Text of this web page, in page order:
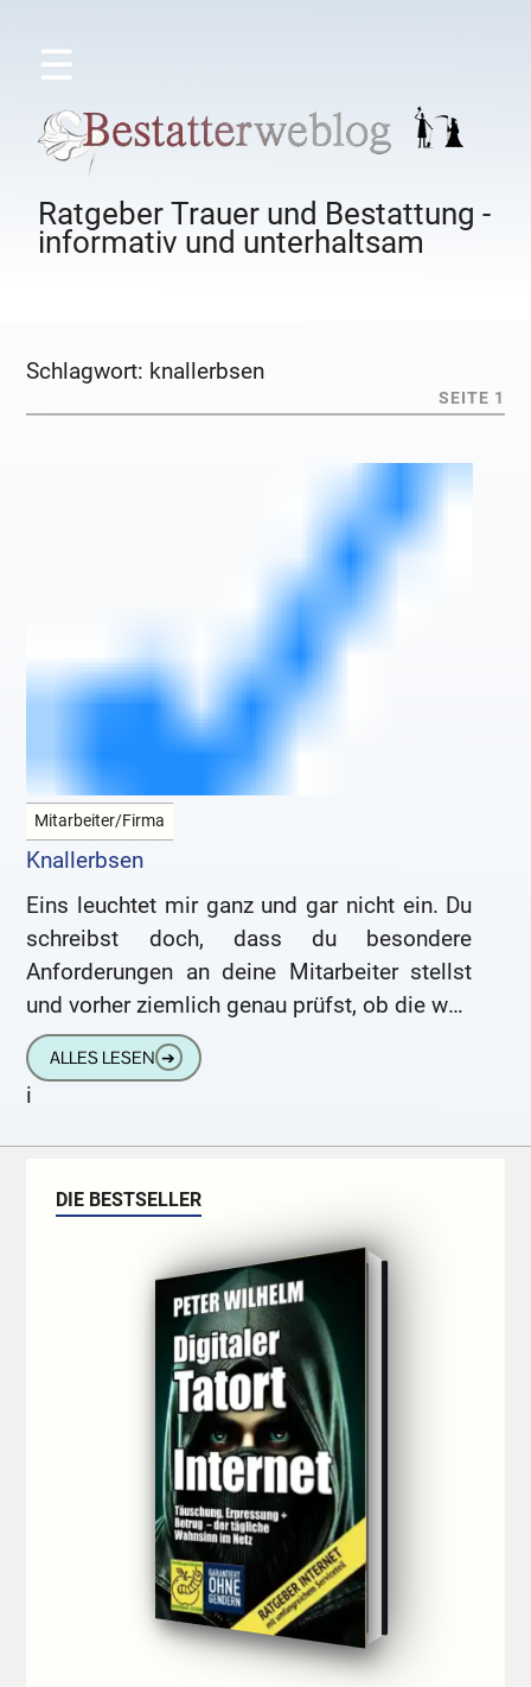
☰
Ratgeber Trauer und Bestattung -
informativ und unterhaltsam
Schlagwort: knallerbsen
SEITE 1
Mitarbeiter/Firma
Knallerbsen
Eins leuchtet mir ganz und gar nicht ein. Du
schreibst doch, dass du besondere
Anforderungen an deine Mitarbeiter stellst
und vorher ziemlich genau prüfst, ob die was
taugen. Wie kommst
ALLES LESEN ➔
i
DIE BESTSELLER